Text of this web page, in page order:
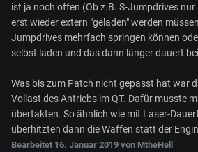
ist ja noch offen (Ob z.B. S-Jumpdrives
erst wieder extern "geladen" werden
Jumpdrives mehrfach springen können
selbst laden und das dann länger dauert
Was bis zum Patch nicht gepasst hat war
Vollast des Antriebs im QT. Dafür musste
übertakten. So ähnlich wie mit Laser-
überhitzten dann die Waffen statt der
Bearbeitet 16. Januar 2019 von MtheHell